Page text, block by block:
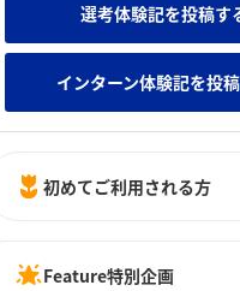
業ランキング みんなのイ
選考体験記を投稿す
インターン体験記を投
初めてご利用される方
Feature特別企画